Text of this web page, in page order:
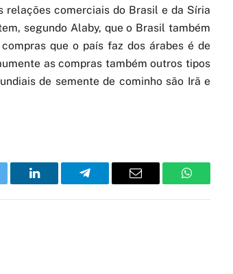
relações comerciais do Brasil e da Síria
segundo Alaby, que o Brasil também
que o país faz dos árabes é de
as compras também outros tipos
de semente de cominho são Irã e
LinkedIn Telegram Email WhatsApp